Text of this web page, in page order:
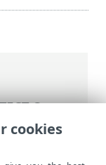
On-
VA>
Console
cookies